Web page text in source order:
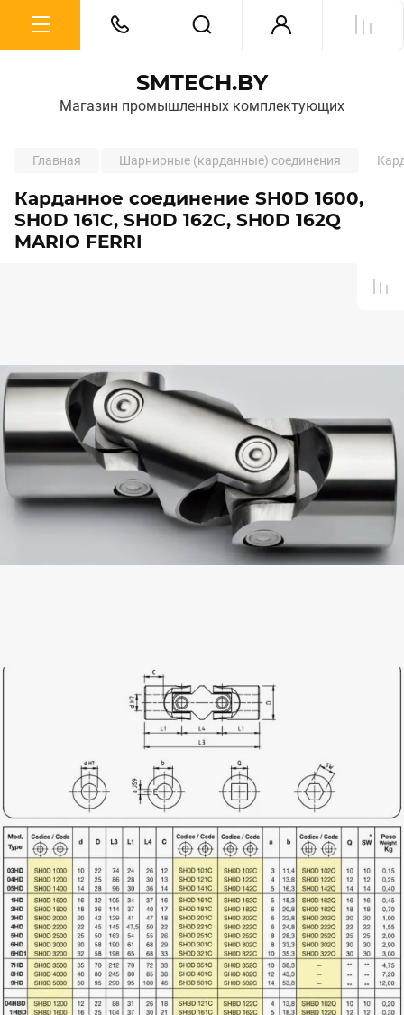
SMTECH.BY
Магазин промышленных комплектующих
Главная Шарнирные (карданные) соединения
Карданное соединение SH0D 1600,
SH0D 161C, SH0D 162C, SH0D 162Q
MARIO FERRI